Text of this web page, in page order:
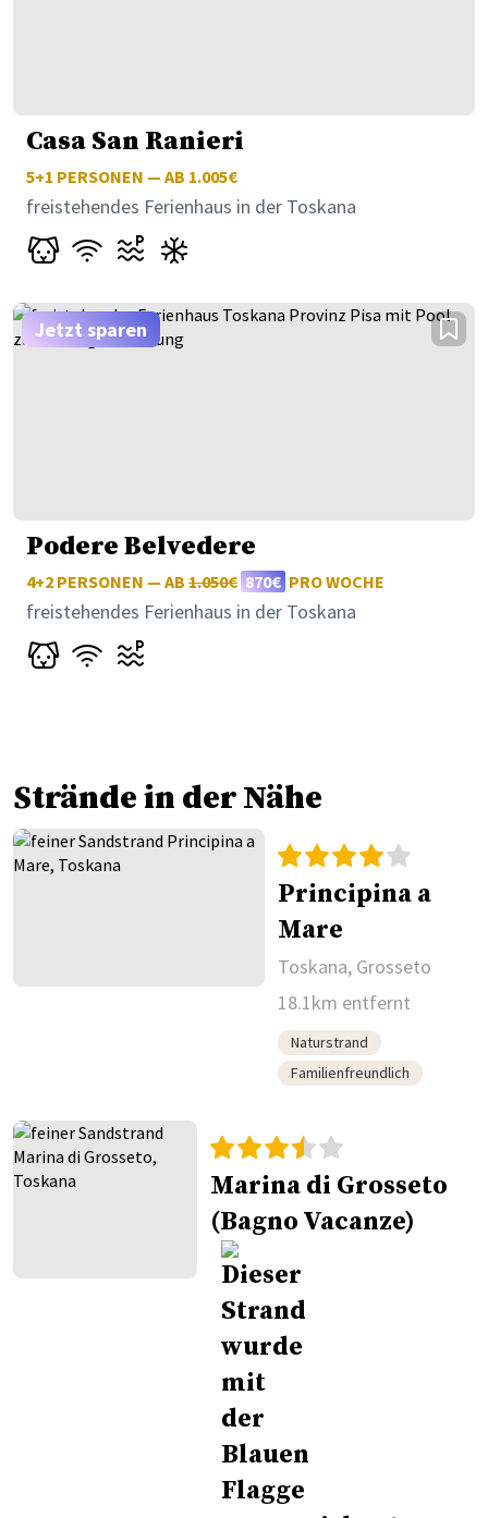
Casa San Ranieri
5+1 PERSONEN — AB 1.005€
freistehendes Ferienhaus in der Toskana
Jetzt sparen
Podere Belvedere
4+2 PERSONEN — AB 1.050€ 870€ PRO WOCHE
freistehendes Ferienhaus in der Toskana
Strände in der Nähe
Principina a
Mare
Toskana, Grosseto
18.1km entfernt
Naturstrand
Familienfreundlich
Marina di Grosseto
(Bagno Vacanze)